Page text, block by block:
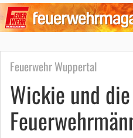
Feuerwehr Wuppertal
Wickie und die